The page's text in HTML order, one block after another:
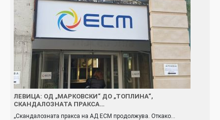
ЛЕВИЦА: ОД „МАРКОВСКИ“ ДО „ТОПЛИНА“,
СКАНДАЛОЗНАТА ПРАКСА…
„Скандалозната пракса на АД ЕСМ продолжува. Откако…